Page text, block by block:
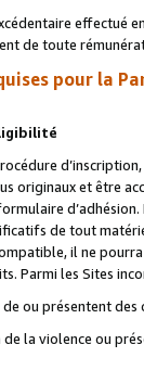
effectué
de toute
pour la
originaux et être
de tout
il ne
Parmi les Sites
ou présentent des
la violence ou